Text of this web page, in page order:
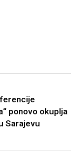
ponovo okuplja
Sarajevu